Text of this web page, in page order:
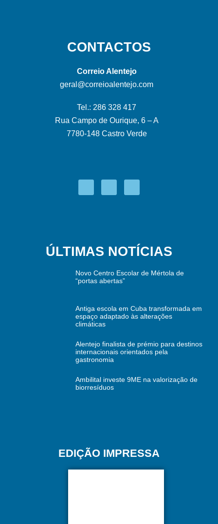
CONTACTOS
Correio Alentejo
geral@correioalentejo.com
Tel.: 286 328 417
Rua Campo de Ourique, 6 – A
7780-148 Castro Verde
ÚLTIMAS NOTÍCIAS
Novo Centro Escolar de Mértola de
“portas abertas”
Antiga escola em Cuba transformada em
espaço adaptado às alterações
climáticas
Alentejo finalista de prémio para destinos
internacionais orientados pela
gastronomia
Ambilital investe 9ME na valorização de
biorresíduos
EDIÇÃO IMPRESSA